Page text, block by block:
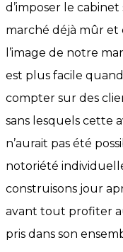
d’imposer le
marché déjà mûr et
l’image de notre
est plus facile
compter sur des
sans lesquels cette
n’aurait pas été
notoriété
construisons jour
avant tout profiter
pris dans son